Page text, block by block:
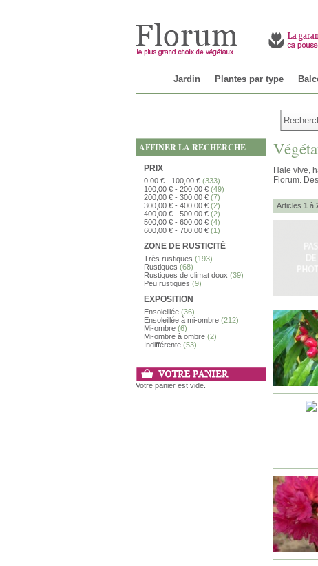
Jardin Plantes par type
AFFINER LA RECHERCHE
PRIX
0,00 € - 100,00 € (333)
100,00 € - 200,00 € (49)
200,00 € - 300,00 € (7)
300,00 € - 400,00 € (2)
400,00 € - 500,00 € (2)
500,00 € - 600,00 € (4)
600,00 € - 700,00 € (1)
ZONE DE RUSTICITÉ
Très rustiques (193)
Rustiques (68)
Rustiques de climat doux (39)
Peu rustiques (9)
EXPOSITION
Ensoleillée (36)
Ensoleillée à mi-ombre (212)
Mi-ombre (6)
Mi-ombre à ombre (2)
Indifférente (53)
Votre panier est vide.
Haie vive,
Florum.
Articles 1 à